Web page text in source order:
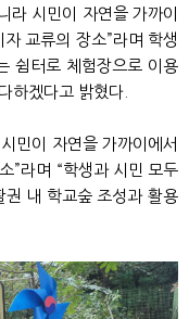
라 시민이 자연을 가까이
교류의 장소”라며 학생
쉼터로 체험장으로 이용
하겠다고 밝혔다.
민이 자연을 가까이에서
”라며 “학생과 시민 모두
내 학교숲 조성과 활용